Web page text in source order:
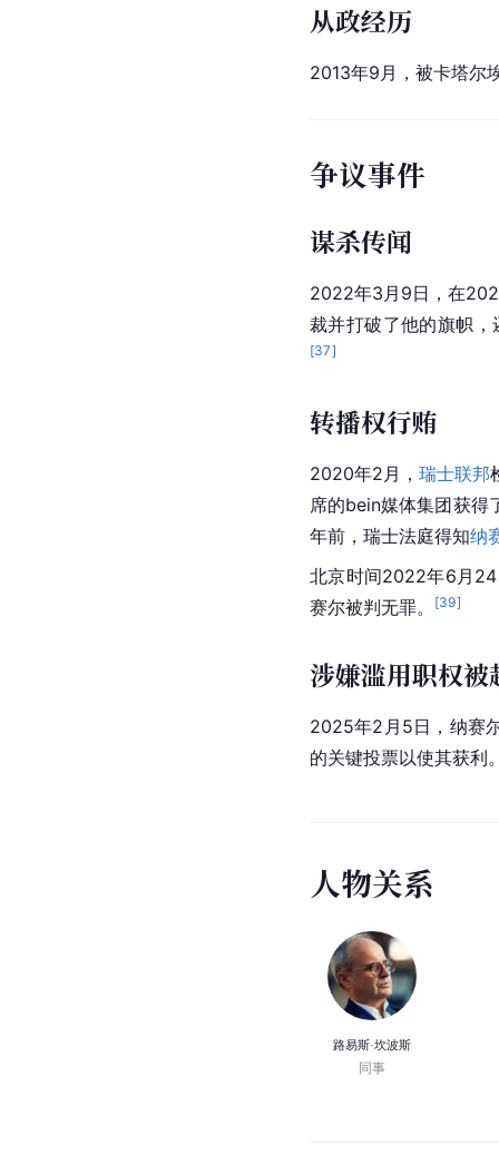
从政经历
2013年9月，被卡塔尔
争议事件
谋杀传闻
2022年3月9日，在
裁并打破了他的旗帜
[37]
转播权行贿
2020年2月，瑞士联邦
席的bein媒体集团获得
年前，瑞士法庭得知纳
北京时间2022年6月
赛尔被判无罪。
[39]
涉嫌滥用职权被
2025年2月5日，纳赛
的关键投票以使其获利
人物关系
路易斯·坎波斯
同事